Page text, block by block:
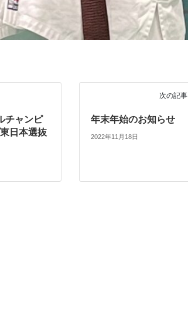
チャンピ
日本選抜
次の記事
年末年始のお知らせ
2022年11月18日